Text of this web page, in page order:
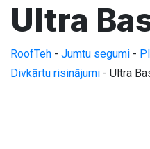
Ultra
RoofTeh - Jumtu segumi -
Divkārtu risinājumi - Ultra